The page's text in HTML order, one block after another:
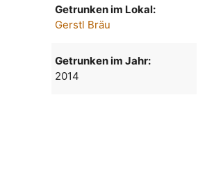
Getrunken im Lokal:
Gerstl Bräu
Getrunken im Jahr:
2014